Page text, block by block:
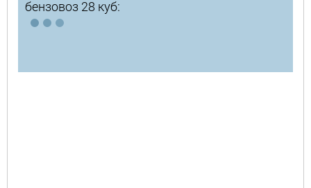
бензовоз 28 куб: